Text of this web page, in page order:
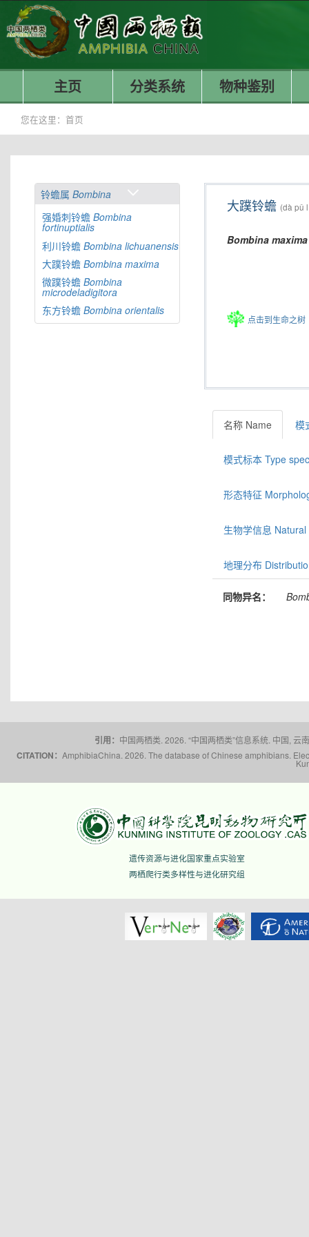
主页 分类系统 物种鉴别
您在这里： 首页
铃蟾属 Bombina
强婚刺铃蟾 Bombina
fortinuptialis
利川铃蟾 Bombina lichuanensis
大蹼铃蟾 Bombina maxima
微蹼铃蟾 Bombina
microdeladigitora
东方铃蟾 Bombina orientalis
大蹼铃蟾 (dà pǔ
Bombina maxima
点击到生命之树
名称 Name 模
模式标本 Type
形态特征
生物学信息
地理分布
同物异名：
引用： 中国两栖类. 2026. “中国两栖类”信息系统. 中国,
CITATION： AmphibiaChina. 2026. The database of Chinese amphibians.
遗传资源与进化国家重点实验室
两栖爬行类多样性与进化研究组